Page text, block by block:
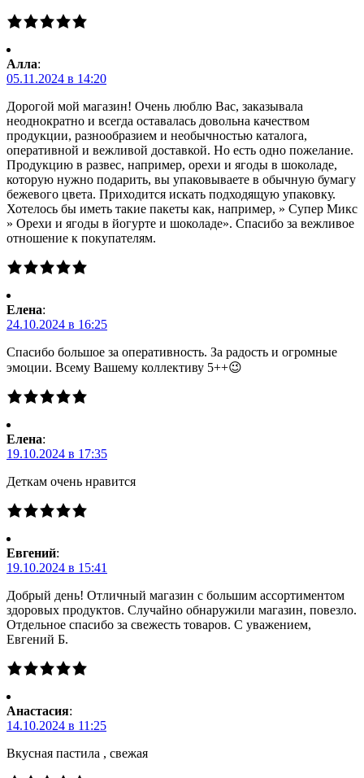
Алла:
05.11.2024 в 14:20
Дорогой мой магазин! Очень люблю Вас, заказывала
неоднократно и всегда оставалась довольна качеством
продукции, разнообразием и необычностью каталога,
оперативной и вежливой доставкой. Но есть одно пожелание.
Продукцию в развес, например, орехи и ягоды в шоколаде,
которую нужно подарить, вы упаковываете в обычную бумагу
бежевого цвета. Приходится искать подходящую упаковку.
Хотелось бы иметь такие пакеты как, например, » Супер Микс
» Орехи и ягоды в йогурте и шоколаде». Спасибо за вежливое
отношение к покупателям.
Елена:
24.10.2024 в 16:25
Спасибо большое за оперативность. За радость и огромные
эмоции. Всему Вашему коллективу 5++😉
Елена:
19.10.2024 в 17:35
Деткам очень нравится
Евгений:
19.10.2024 в 15:41
Добрый день! Отличный магазин с большим ассортиментом
здоровых продуктов. Случайно обнаружили магазин, повезло.
Отдельное спасибо за свежесть товаров. С уважением,
Евгений Б.
Анастасия:
14.10.2024 в 11:25
Вкусная пастила , свежая